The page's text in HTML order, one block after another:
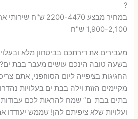
?
במחיר מבצע 2200-
1,900-2,100 ש"ח
מעבירים את דירתכם בביטחון מלא
בשעה טובה הינכם עושים מעבר בבת
החגיגות בציפייה ליום הסוחפני, אתם
מקיימים הזזת וילה בבת ים בעלויות
בתים בבת ים” שמח להראות לכם
ועלויות שלא ציפיתם להן! שממש יעודדו